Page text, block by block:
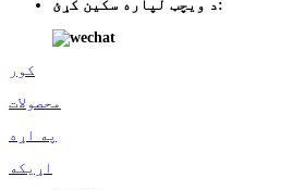
د ویچټ لپاره سکین کړئ:
کور
محصولات
په اړه
اړیکه